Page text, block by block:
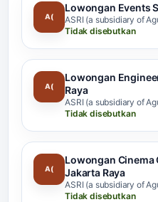
A(
Lowongan Events
ASRI (a subsidiary of
Tidak disebutkan
A(
Lowongan
Raya
ASRI (a subsidiary of
Tidak disebutkan
A(
Lowongan
Jakarta Raya
ASRI (a subsidiary of
Tidak disebutkan